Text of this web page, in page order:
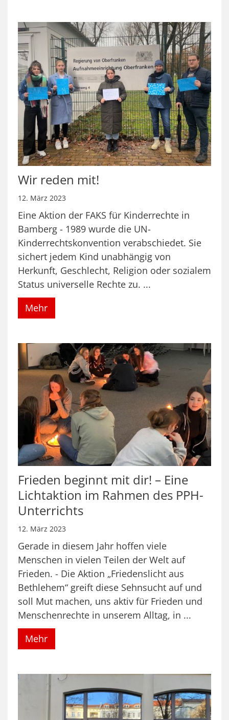
Wir reden mit!
12. März 2023
Eine Aktion der FAKS für Kinderrechte in
Bamberg - 1989 wurde die UN-
Kinderrechtskonvention verabschiedet. Sie
sichert jedem Kind unabhängig von
Herkunft, Geschlecht, Religion oder sozialem
Status universelle Rechte zu. ...
Mehr
Frieden beginnt mit dir! – Eine
Lichtaktion im Rahmen des PPH-
Unterrichts
12. März 2023
Gerade in diesem Jahr hoffen viele
Menschen in vielen Teilen der Welt auf
Frieden. - Die Aktion „Friedenslicht aus
Bethlehem“ greift diese Sehnsucht auf und
soll Mut machen, uns aktiv für Frieden und
Menschenrechte in unserem Alltag, in ...
Mehr